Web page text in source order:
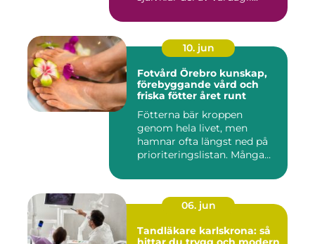
10. jun
Fotvård Örebro kunskap,
förebyggande vård och
friska fötter året runt
Fötterna bär kroppen
genom hela livet, men
hamnar ofta längst ned på
prioriteringslistan. Många
06. jun
Tandläkare karlskrona: så